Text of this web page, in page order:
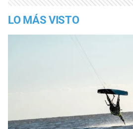
LO MÁS VISTO